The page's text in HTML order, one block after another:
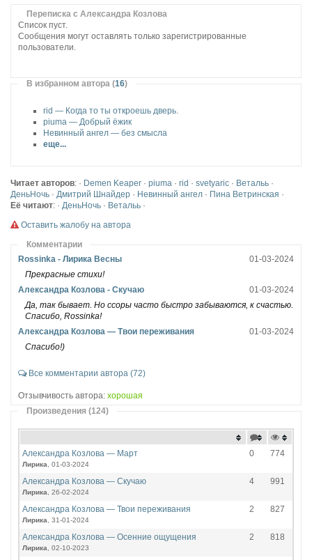
Переписка с Александра Козлова
Список пуст.
Сообщения могут оставлять только зарегистрированные
пользователи.
В избранном автора (16)
rid — Когда то ты откроешь дверь.
piuma — Добрый ёжик
Невинный ангел — без смысла
еще...
Читает авторов: · Demen Keaper · piuma · rid · svetyaric · Ветальь ·
ДеньНочь · Дмитрий Шнайдер · Невинный ангел · Пина Ветринская ·
Её читают: · ДеньНочь · Ветальь ·
Оставить жалобу на автора
Комментарии
Rossinka - Лирика Весны
01-03-2024
Прекрасные стихи!
Александра Козлова - Скучаю
01-03-2024
Да, так бывает. Но ссоры часто быстро забываются, к счастью.
Спасибо, Rossinka!
Александра Козлова — Твои переживания
01-03-2024
Спасибо!)
Все комментарии автора (72)
Отзывчивость автора: хорошая
Произведения (124)
Александра Козлова — Март
Лирика , 01-03-2024
0 774
Александра Козлова — Скучаю
Лирика , 26-02-2024
4 991
Александра Козлова — Твои переживания
Лирика , 31-01-2024
2 827
Александра Козлова — Осенние ощущения
Лирика , 02-10-2023
2 818